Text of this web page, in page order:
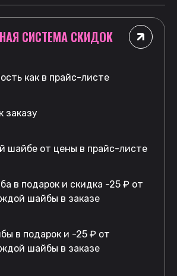
СИСТЕМА СКИДОК
как в прайс-листе
заказу
шайбе от цены в прайс-листе
в подарок и скидка -25 ₽ от
шайбы в заказе
в подарок и -25 ₽ от
шайбы в заказе